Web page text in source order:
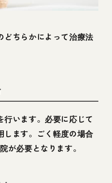
どちらかによって治療法
います。必要に応じて
します。ごく軽度の場合
が必要となります。